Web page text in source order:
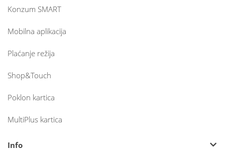
Konzum SMART
Mobilna aplikacija
Plaćanje režija
Shop&Touch
Poklon kartica
MultiPlus kartica
Info